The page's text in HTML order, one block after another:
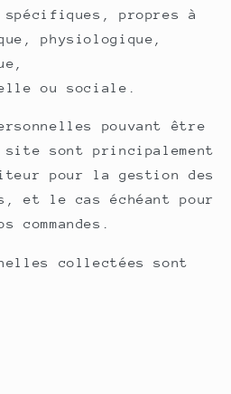
spécifiques, propres à
physiologique,
ou sociale.
pouvant être
sont principalement
pour la gestion des
et le cas échéant pour
collectées sont